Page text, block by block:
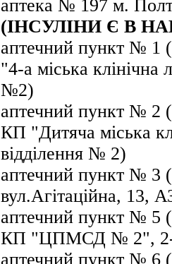
аптека № 197 м.
(ІНСУЛІНИ Є В
аптечний пункт № 1
"4-а міська клінічна
№2)
аптечний пункт № 2
КП "Дитяча міська
відділення № 2)
аптечний пункт № 3
вул.Агітаційна,
аптечний пункт № 5
КП "ЦПМСД № 2", 2-
аптечний пункт № 6